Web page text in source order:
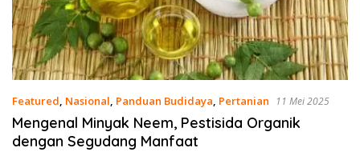
Featured, Nasional, Panduan Budidaya, Pertanian 11 Mei 2025
Mengenal Minyak Neem, Pestisida Organik
dengan Segudang Manfaat